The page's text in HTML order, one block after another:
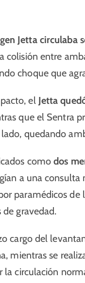
Jetta circulaba
colisión entre
choque que
el Jetta
que el Sentra
quedando
comodos
a una
paramédicos
de gravedad.
cargo del
mientras se
la circulación